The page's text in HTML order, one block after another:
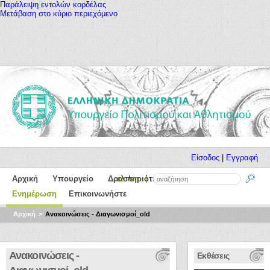
Παράλειψη εντολών κορδέλας
Μετάβαση στο κύριο περιεχόμενο
Είσοδος Εγγραφή
Αρχική Υπουργείο Δραστηριότητα
Για τον Πολίτη
Ενημέρωση
Επικοινωνήστε
ελ en
Αρχική Ανακοινώσεις - Διαγωνισμοί_old
Ανακοινώσεις -
Εκθέσεις